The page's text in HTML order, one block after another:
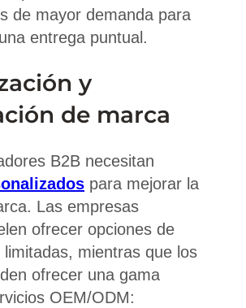
de mayor demanda para
entrega puntual.
y
de marca
B2B necesitan
para mejorar la
Las empresas
ofrecer opciones de
limitadas, mientras que los
ofrecer una gama
OEM/ODM: